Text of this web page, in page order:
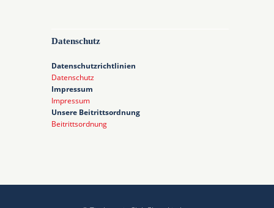
Datenschutz
Datenschutzrichtlinien
Datenschutz
Impressum
Impressum
Unsere Beitrittsordnung
Beitrittsordnung